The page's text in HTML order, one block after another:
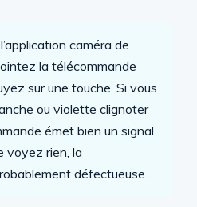
caméra de
la télécommande
sur une touche. Si vous
ou violette clignoter
émet bien un signal
voyez rien, la
défectueuse.